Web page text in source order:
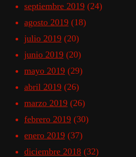
septiembre 2019 (24)
agosto 2019 (18)
julio 2019 (20)
junio 2019 (20)
mayo 2019 (29)
abril 2019 (26)
marzo 2019 (26)
febrero 2019 (30)
enero 2019 (37)
diciembre 2018 (32)